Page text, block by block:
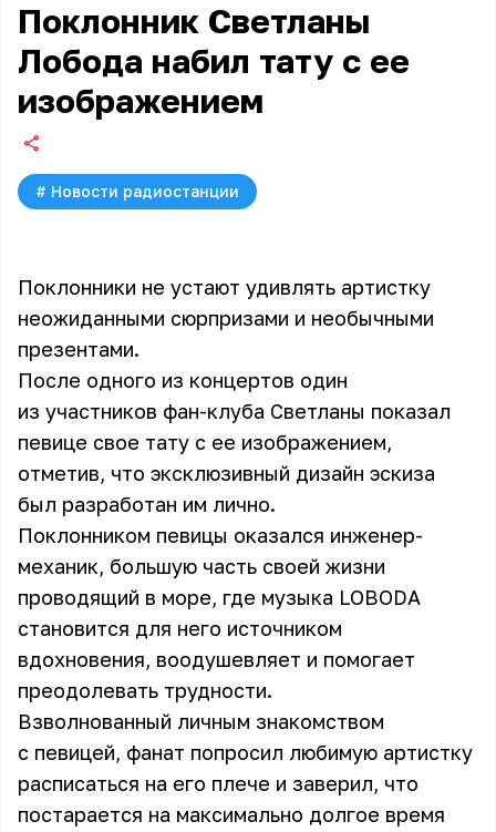
Поклонник Светланы
Лобода набил тату с ее
изображением
# Новости радиостанции
Поклонники не устают удивлять артистку
неожиданными сюрпризами и необычными
презентами.
После одного из концертов один
из участников фан-клуба Светланы показал
певице свое тату с ее изображением,
отметив, что эксклюзивный дизайн эскиза
был разработан им лично.
Поклонником певицы оказался инженер-
механик, большую часть своей жизни
проводящий в море, где музыка LOBODA
становится для него источником
вдохновения, воодушевляет и помогает
преодолевать трудности.
Взволнованный личным знакомством
с певицей, фанат попросил любимую артистку
расписаться на его плече и заверил, что
постарается на максимально долгое время